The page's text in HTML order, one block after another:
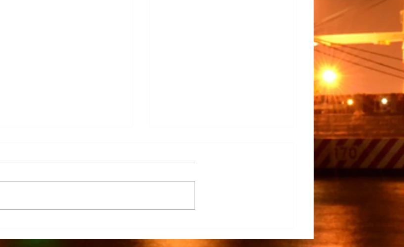
caña afectados por el cierre del
Desarrollo del TECNM Virtual